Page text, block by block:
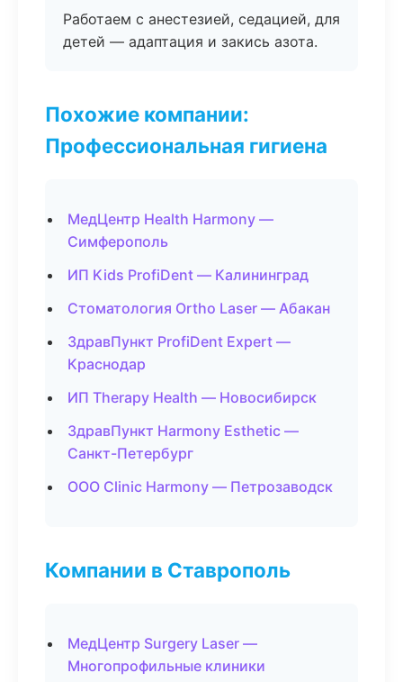
Работаем с анестезией, седацией, для
детей — адаптация и закись азота.
Похожие компании:
Профессиональная гигиена
МедЦентр Health Harmony —
Симферополь
ИП Kids ProfiDent — Калининград
Стоматология Ortho Laser — Абакан
ЗдравПункт ProfiDent Expert —
Краснодар
ИП Therapy Health — Новосибирск
ЗдравПункт Harmony Esthetic —
Санкт-Петербург
ООО Clinic Harmony — Петрозаводск
Компании в Ставрополь
МедЦентр Surgery Laser —
Многопрофильные клиники